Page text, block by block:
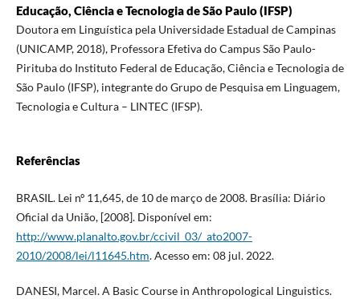
Educação, Ciência e Tecnologia de São Paulo (IFSP)
Doutora em Linguística pela Universidade Estadual de Campinas
(UNICAMP, 2018), Professora Efetiva do Campus São Paulo-
Pirituba do Instituto Federal de Educação, Ciência e Tecnologia de
São Paulo (IFSP), integrante do Grupo de Pesquisa em Linguagem,
Tecnologia e Cultura – LINTEC (IFSP).
Referências
BRASIL. Lei nº 11,645, de 10 de março de 2008. Brasília: Diário
Oficial da União, [2008]. Disponível em:
http://www.planalto.gov.br/ccivil_03/_ato2007-
2010/2008/lei/l11645.htm. Acesso em: 08 jul. 2022.
DANESI, Marcel. A Basic Course in Anthropological Linguistics.